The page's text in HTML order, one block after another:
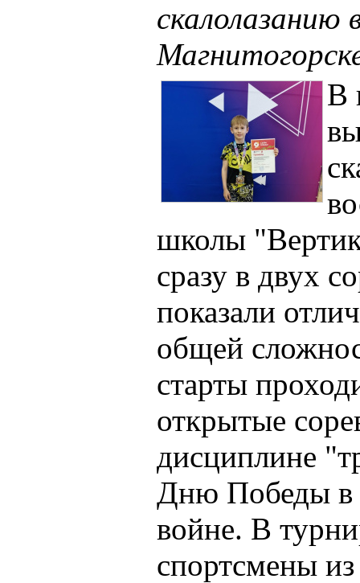
В
школы
сразу в двух
показали
общей
старты
открытые
дисциплине
Дню Победы в
войне. В
спортсмены